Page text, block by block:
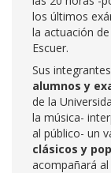
los últimos
la actuación
Escuer.
Sus
alumnos y
de la
la música-
al público- un
clásicos y
acompañará